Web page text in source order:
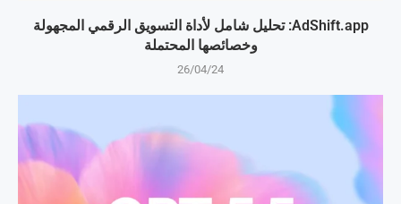
AdShift.app: تحليل شامل لأداة التسويق الرقمي المجهولة
وخصائصها المحتملة
26/04/24